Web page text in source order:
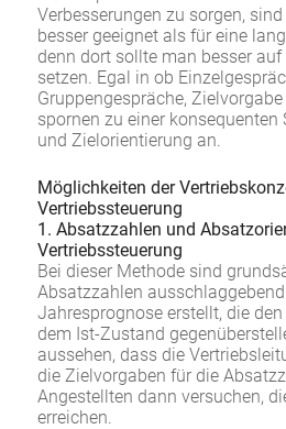
Verbesserungen zu sorgen,
besser geeignet als für eine
denn dort sollte man besser
setzen. Egal in ob
Gruppengespräche,
spornen zu einer konsequenten
und Zielorientierung an.
Möglichkeiten der
Vertriebssteuerung
1. Absatzzahlen und
Vertriebssteuerung
Bei dieser Methode sind
Absatzzahlen
Jahresprognose erstellt, die
dem Ist-Zustand
aussehen, dass die
die Zielvorgaben für die
Angestellten dann versuchen,
erreichen.